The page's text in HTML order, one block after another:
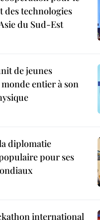
des technologies
du Sud-Est
de jeunes
entier à son
diplomatie
pour ses
international